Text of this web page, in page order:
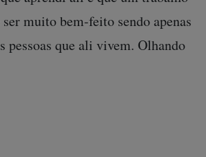
em ocupações, mas não rompi
os sem-teto. Foi difícil ser um
vivido em uma ocupação por